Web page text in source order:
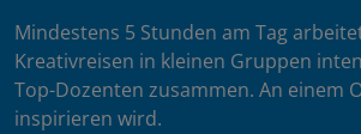
Mindestens 5 Stunden am Tag
Kreativreisen in kleinen Gruppen
Top-Dozenten zusammen. An einem
inspirieren wird.